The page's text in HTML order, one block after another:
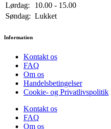
Lørdag:
10.00 - 15.00
Søndag: Lukket
Information
Kontakt os
FAQ
Om os
Handelsbetingelser
Cookie- og Privatlivspolitik
Kontakt os
FAQ
Om os